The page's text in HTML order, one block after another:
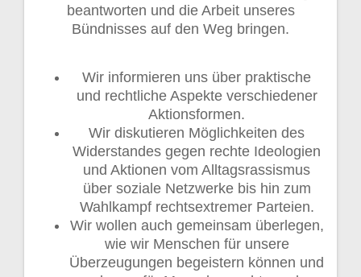
beantworten und die Arbeit unseres
Bündnisses auf den Weg bringen.
Wir informieren uns über praktische
und rechtliche Aspekte verschiedener
Aktionsformen.
Wir diskutieren Möglichkeiten des
Widerstandes gegen rechte Ideologien
und Aktionen vom Alltagsrassismus
über soziale Netzwerke bis hin zum
Wahlkampf rechtsextremer Parteien.
Wir wollen auch gemeinsam überlegen,
wie wir Menschen für unsere
Überzeugungen begeistern können und